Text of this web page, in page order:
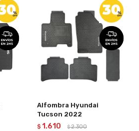
Alfombra Hyundai
Tucson 2022
$ 1.610 $ 2.300